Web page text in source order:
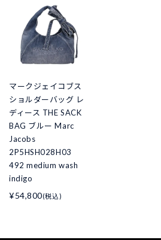
マークジェイコブス
ショルダーバッグ レ
ディース THE SACK
BAG ブルー Marc
Jacobs
2P5HSH028H03
492 medium wash
indigo
¥54,800(税込)